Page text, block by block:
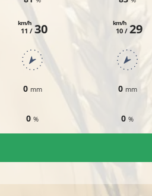
11 /
km/h 30
0 mm
0%
10 /
km/h 29
0 mm
0%